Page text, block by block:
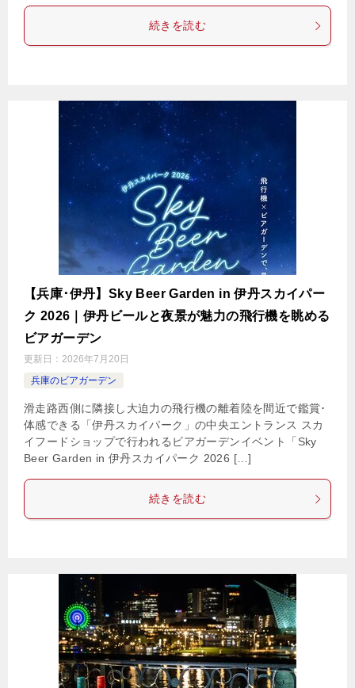
続きを読む
【兵庫･伊丹】Sky Beer Garden in 伊丹スカイパー
ク 2026｜伊丹ビールと夜景が魅力の飛行機を眺める
ビアガーデン
更新日： 2026年7月20日
兵庫のビアガーデン
滑走路西側に隣接し大迫力の飛行機の離着陸を間近で鑑賞･
体感できる「伊丹スカイパーク」の中央エントランス スカ
イフードショップで行われるビアガーデンイベント「Sky
Beer Garden in 伊丹スカイパーク 2026 […]
続きを読む